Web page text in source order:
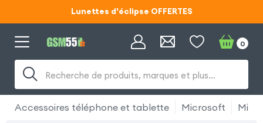
Lunettes d'éclipse OFFERTES
Code ECLIPSE55
Code ECLIPSE55
Recherche de produits, marques et plus…
0
Accessoires téléphone et tablette Microsoft